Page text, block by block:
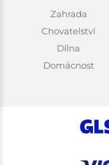
Zahrada
Chovatelství
Dílna
Domácnost